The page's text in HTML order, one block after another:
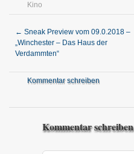
Kino
← Sneak Preview vom 09.0.2018 –
„Winchester – Das Haus der
Verdammten“
Kommentar schreiben
Kommentar schreiben